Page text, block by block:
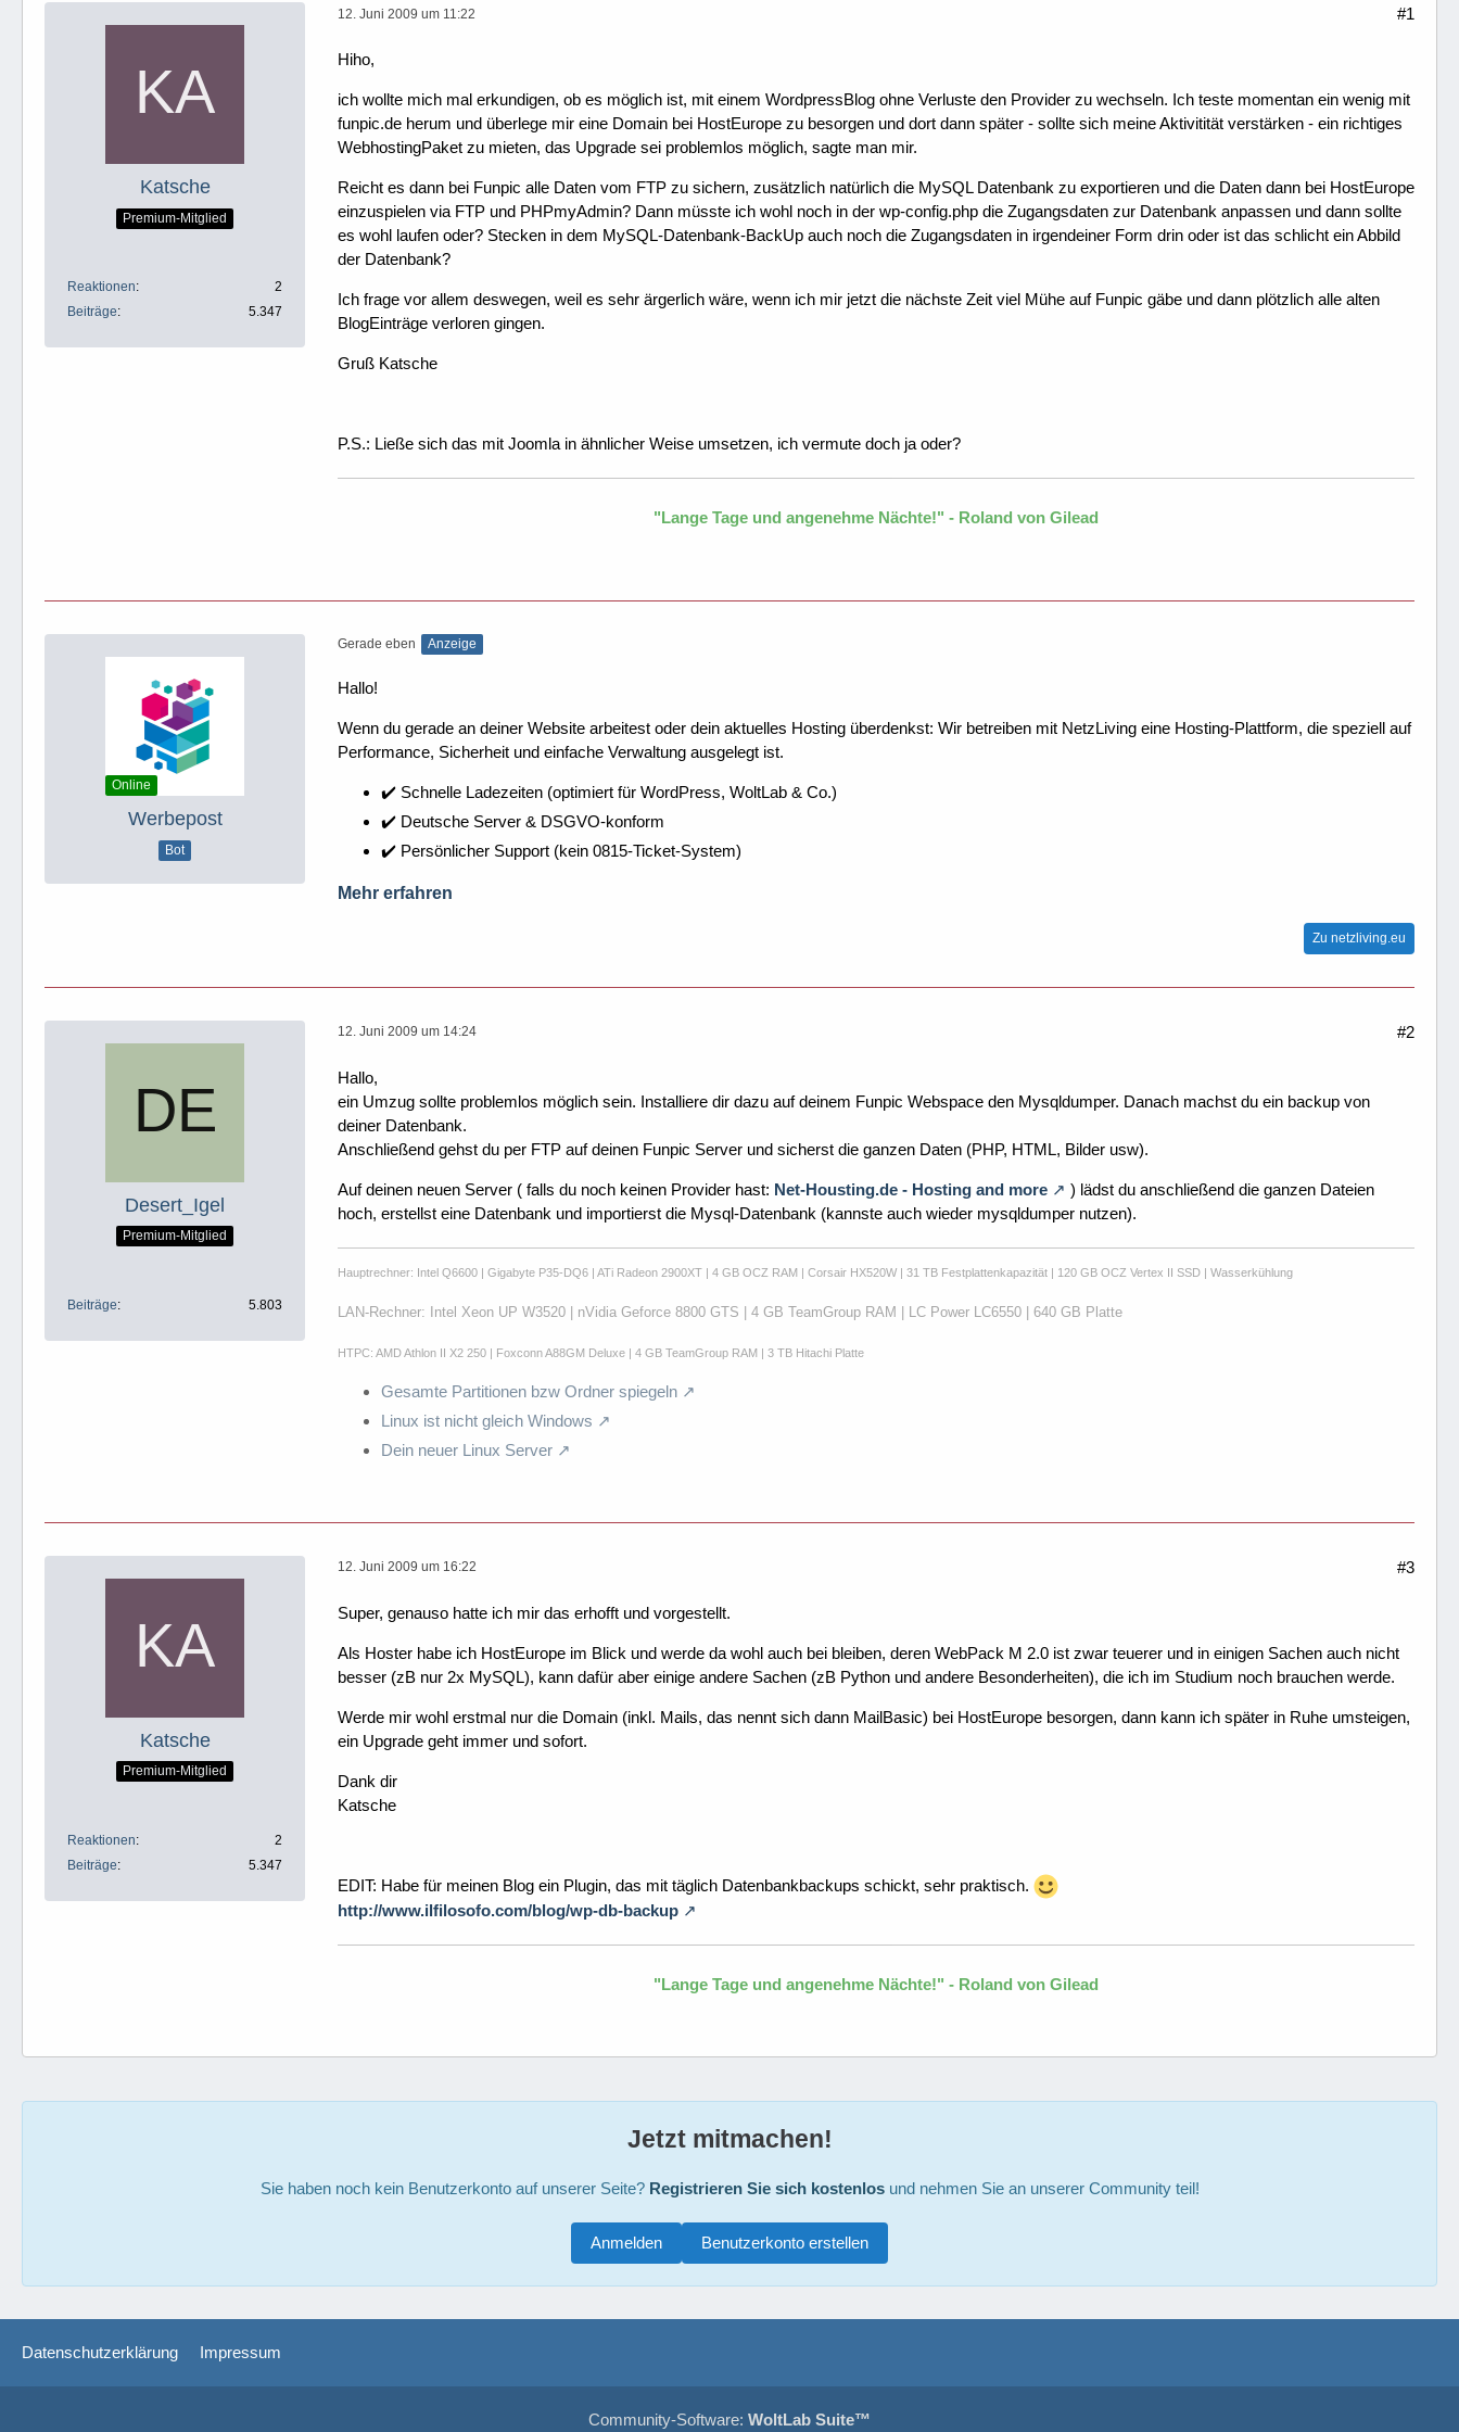
Katsche
Premium-Mitglied
Reaktionen
2
Beiträge
5.347
12. Juni 2009 um 11:22 #1
Hiho,
ich wollte mich mal erkundigen, ob es möglich ist, mit einem WordpressBlog ohne Verluste den Provider zu wechseln. Ich teste momentan ein wenig mit
funpic.de herum und überlege mir eine Domain bei HostEurope zu besorgen und dort dann später - sollte sich meine Aktivitität verstärken - ein richtiges
WebhostingPaket zu mieten, das Upgrade sei problemlos möglich, sagte man mir.
Reicht es dann bei Funpic alle Daten vom FTP zu sichern, zusätzlich natürlich die MySQL Datenbank zu exportieren und die Daten dann bei HostEurope
einzuspielen via FTP und PHPmyAdmin? Dann müsste ich wohl noch in der wp-config.php die Zugangsdaten zur Datenbank anpassen und dann sollte
es wohl laufen oder? Stecken in dem MySQL-Datenbank-BackUp auch noch die Zugangsdaten in irgendeiner Form drin oder ist das schlicht ein Abbild
der Datenbank?
Ich frage vor allem deswegen, weil es sehr ärgerlich wäre, wenn ich mir jetzt die nächste Zeit viel Mühe auf Funpic gäbe und dann plötzlich alle alten
BlogEinträge verloren gingen.
Gruß Katsche
P.S.: Ließe sich das mit Joomla in ähnlicher Weise umsetzen, ich vermute doch ja oder?
"Lange Tage und angenehme Nächte!" - Roland von Gilead
Online
Werbepost
Bot
Gerade eben Anzeige
Hallo!
Wenn du gerade an deiner Website arbeitest oder dein aktuelles Hosting überdenkst: Wir betreiben mit NetzLiving eine Hosting-Plattform, die speziell auf
Performance, Sicherheit und einfache Verwaltung ausgelegt ist.
✔️ Schnelle Ladezeiten (optimiert für WordPress, WoltLab & Co.)
✔️ Deutsche Server & DSGVO-konform
✔️ Persönlicher Support (kein 0815-Ticket-System)
Mehr erfahren
Zu netzliving.eu
Desert_Igel
Premium-Mitglied
Beiträge 5.803
12. Juni 2009 um 14:24 #2
Hallo,
ein Umzug sollte problemlos möglich sein. Installiere dir dazu auf deinem Funpic Webspace den Mysqldumper. Danach machst du ein backup von
deiner Datenbank.
Anschließend gehst du per FTP auf deinen Funpic Server und sicherst die ganzen Daten (PHP, HTML, Bilder usw).
Auf deinen neuen Server ( falls du noch keinen Provider hast: Net-Housting.de - Hosting and more
) lädst du anschließend die ganzen Dateien
hoch, erstellst eine Datenbank und importierst die Mysql-Datenbank (kannste auch wieder mysqldumper nutzen).
Hauptrechner: Intel Q6600 | Gigabyte P35-DQ6 | ATi Radeon 2900XT | 4 GB OCZ RAM | Corsair HX520W | 31 TB Festplattenkapazität | 120 GB OCZ Vertex II SSD | Wasserkühlung
LAN-Rechner: Intel Xeon UP W3520 | nVidia Geforce 8800 GTS | 4 GB TeamGroup RAM | LC Power LC6550 | 640 GB Platte
HTPC: AMD Athlon II X2 250 | Foxconn A88GM Deluxe | 4 GB TeamGroup RAM | 3 TB Hitachi Platte
Gesamte Partitionen bzw Ordner spiegeln
Linux ist nicht gleich Windows
Dein neuer Linux Server
Katsche
Premium-Mitglied
Reaktionen
2
Beiträge
5.347
12. Juni 2009 um 16:22 #3
Super, genauso hatte ich mir das erhofft und vorgestellt.
Als Hoster habe ich HostEurope im Blick und werde da wohl auch bei bleiben, deren WebPack M 2.0 ist zwar teuerer und in einigen Sachen auch nicht
besser (zB nur 2x MySQL), kann dafür aber einige andere Sachen (zB Python und andere Besonderheiten), die ich im Studium noch brauchen werde.
Werde mir wohl erstmal nur die Domain (inkl. Mails, das nennt sich dann MailBasic) bei HostEurope besorgen, dann kann ich später in Ruhe umsteigen,
ein Upgrade geht immer und sofort.
Dank dir
Katsche
EDIT: Habe für meinen Blog ein Plugin, das mit täglich Datenbankbackups schickt, sehr praktisch.
http://www.ilfilosofo.com/blog/wp-db-backup
"Lange Tage und angenehme Nächte!" - Roland von Gilead
Jetzt mitmachen!
Sie haben noch kein Benutzerkonto auf unserer Seite? Registrieren Sie sich kostenlosund nehmen Sie an unserer Community teil!
Benutzerkonto erstellen
Anmelden
Datenschutzerklärung Impressum
Community-Software: WoltLab Suite™